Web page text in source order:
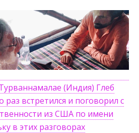
(Индия) Глеб
встретился и поговорил с
из США по имени
в этих разговорах